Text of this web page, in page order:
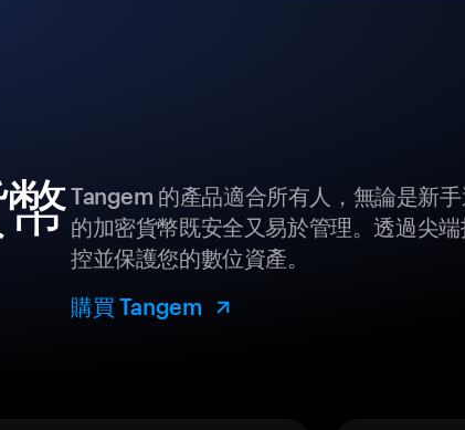
Tangem 的產品適合所有人，無論是新
的加密貨幣既安全又易於管理。透過尖
控並保護您的數位資產。
購買 Tangem